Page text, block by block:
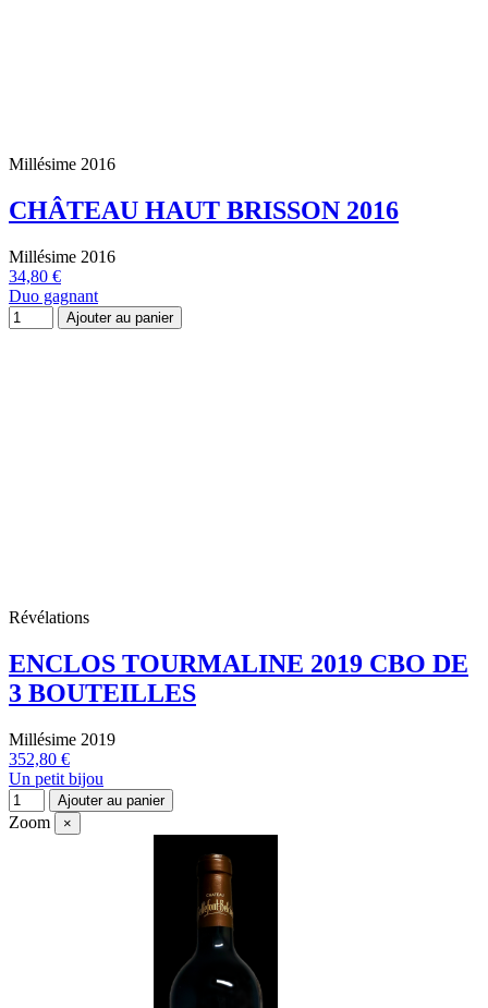
Millésime 2016
CHÂTEAU HAUT BRISSON 2016
Millésime 2016
34,80 €
Duo gagnant
Ajouter au panier
Révélations
ENCLOS TOURMALINE 2019 CBO DE
3 BOUTEILLES
Millésime 2019
352,80 €
Un petit bijou
Ajouter au panier
Zoom ×